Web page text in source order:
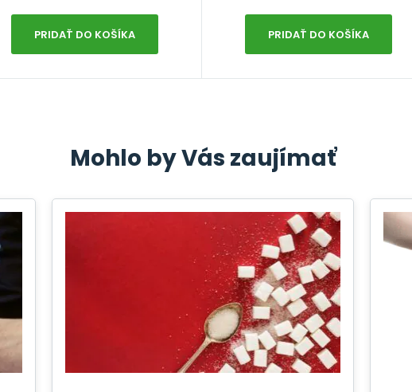
PRIDAŤ DO KOŠÍKA PRIDAŤ DO KOŠÍKA
Mohlo by Vás zaujímať